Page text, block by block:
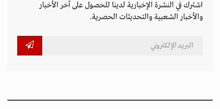
اشترك في النشرة الإخبارية لدينا للحصول على آخر الأخبار
والأخبار الشعبية والتحديثات الحصرية.